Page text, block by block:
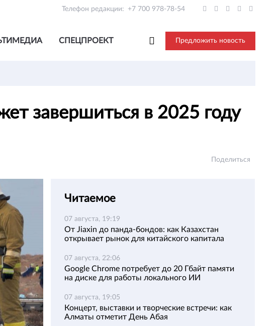
Телефон редакции: +7 700 978-78-54
СПЕЦПРОЕКТ Предложить новость
завершиться в 2025 году
Поделиться
Читаемое
07 августа, 19:19
От Jiaxin до панда-бондов: как Казахстан
открывает рынок для китайского капитала
07 августа, 22:06
Google Chrome потребует до 20 Гбайт памяти
на диске для работы локального ИИ
07 августа, 19:05
Концерт, выставки и творческие встречи: как
Алматы отметит День Абая